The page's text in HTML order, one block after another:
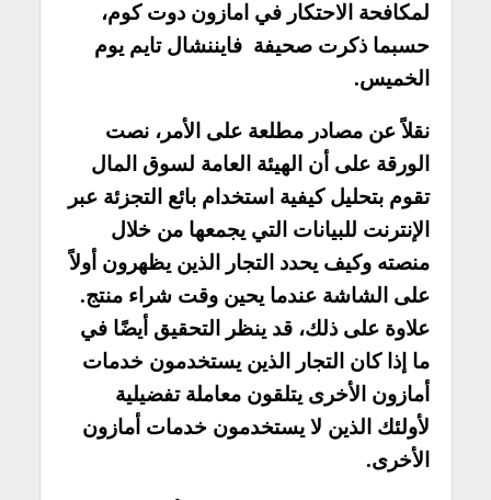
لمكافحة الاحتكار في امازون دوت كوم،
حسبما ذكرت صحيفة فايننشال تايم يوم
الخميس.
نقلاً عن مصادر مطلعة على الأمر، نصت
الورقة على أن الهيئة العامة لسوق المال
تقوم بتحليل كيفية استخدام بائع التجزئة عبر
الإنترنت للبيانات التي يجمعها من خلال
منصته وكيف يحدد التجار الذين يظهرون أولاً
على الشاشة عندما يحين وقت شراء منتج.
علاوة على ذلك، قد ينظر التحقيق أيضًا في
ما إذا كان التجار الذين يستخدمون خدمات
أمازون الأخرى يتلقون معاملة تفضيلية
لأولئك الذين لا يستخدمون خدمات أمازون
الأخرى.